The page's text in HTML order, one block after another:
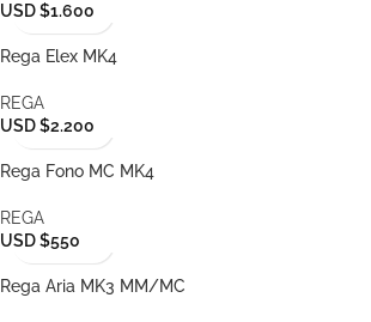
USD $1.600
Rega Elex MK4
REGA
USD $2.200
Rega Fono MC MK4
REGA
USD $550
Rega Aria MK3 MM/MC